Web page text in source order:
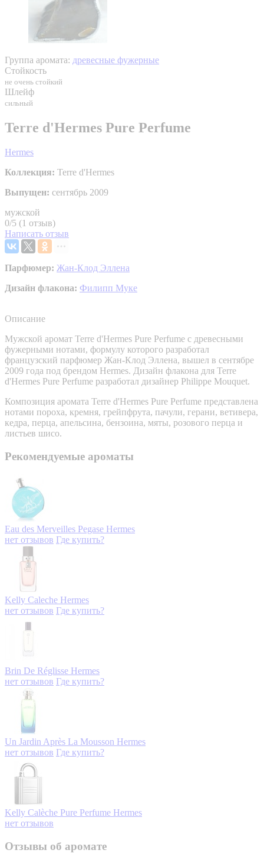
Группа аромата: древесные фужерные
Стойкость
не очень стойкий
Шлейф
сильный
Terre d'Hermes Pure Perfume
Hermes
Коллекция: Terre d'Hermes
Выпущен: сентябрь 2009
мужской
0/5 (1 отзыв)
Написать отзыв
Парфюмер: Жан-Клод Эллена
Дизайн флакона: Филипп Муке
Описание
Мужской аромат Terre d'Hermes Pure Perfume с древесными
фужерными нотами, формулу которого разработал
французский парфюмер Жан-Клод Эллена, вышел в сентябре
2009 года под брендом Hermes. Дизайн флакона для Terre
d'Hermes Pure Perfume разработал дизайнер Philippe Mouquet.
Композиция аромата Terre d'Hermes Pure Perfume представлена
нотами пороха, кремня, грейпфрута, пачули, герани, ветивера,
кедра, перца, апельсина, бензоина, мяты, розового перца и
листьев шисо.
Рекомендуемые ароматы
Eau des Merveilles Pegase Hermes
нет отзывов Где купить?
Kelly Caleche Hermes
нет отзывов Где купить?
Brin De Réglisse Hermes
нет отзывов Где купить?
Un Jardin Après La Mousson Hermes
нет отзывов Где купить?
Kelly Calèche Pure Perfume Hermes
нет отзывов
Отзывы об аромате